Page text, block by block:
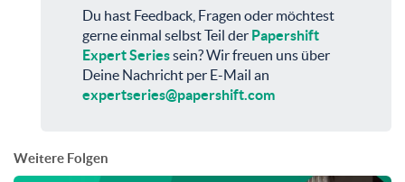
Du hast Feedback, Fragen oder möchtest
gerne einmal selbst Teil der Papershift
Expert Seriessein? Wir freuen uns über
Deine Nachricht per E-Mail an
expertseries@papershift.com
Weitere Folgen